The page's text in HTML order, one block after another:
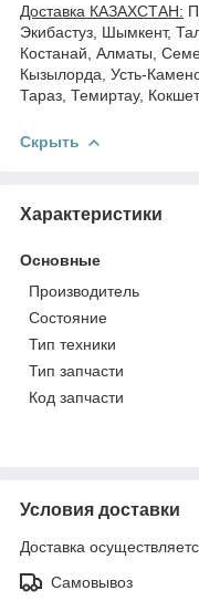
Доставка КАЗАХСТАН:
Экибастуз, Шымкент,
Костанай, Алматы,
Кызылорда, Усть-
Тараз, Темиртау,
Скрыть
Характеристики
Основные
Производитель
Состояние
Тип техники
Тип запчасти
Код запчасти
Условия доставки
Доставка
Самовывоз